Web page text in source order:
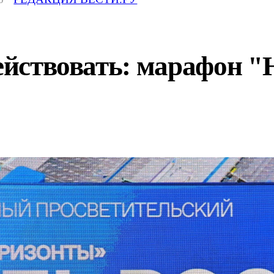
марафон